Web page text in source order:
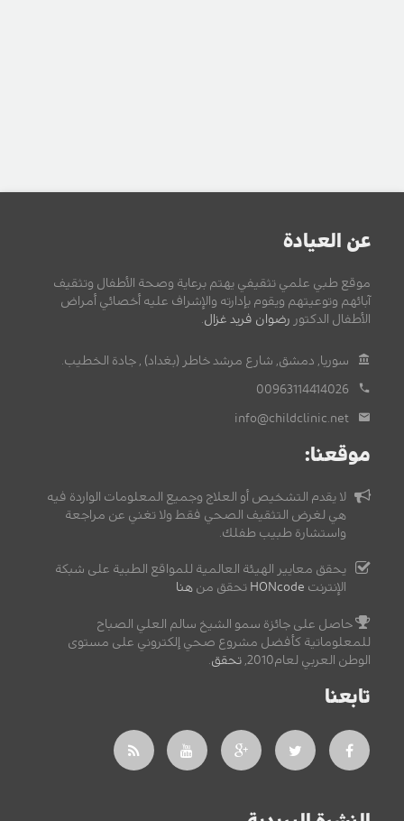
عن العيادة
موقع طبي علمي تثقيفي يهتم برعاية وصحة الأطفال وتثقيف
آبائهم وتوعيتهم ويقوم بإدارته والإشراف عليه أخصائي أمراض
الأطفال الدكتور رضوان فريد غزال.
سوريا, دمشق, شارع مرشد خاطر (بغداد) , جادة الخطيب.
00963114414026
info@childclinic.net
موقعنا:
لا يقدم التشخيص أو العلاج وجميع المعلومات الواردة فيه
هي لغرض التثقيف الصحي فقط ولا تغني عن مراجعة
واستشارة طبيب طفلك.
يحقق معايير الهيئة العالمية للمواقع الطبية على شبكة
الإنترنت HONcode تحقق من هنا
حاصل على جائزة سمو الشيخ سالم العلي الصباح
للمعلوماتية كأفضل مشروع صحي إلكتروني على مستوى
الوطن العربي لعام2010,
تحقق.
تابعنا